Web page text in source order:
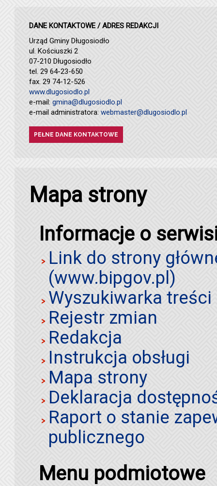
DANE KONTAKTOWE / ADRES REDAKCJI
Urząd Gminy Długosiodło
ul. Kościuszki 2
07-210 Długosiodło
tel. 29 64-23-650
fax. 29 74-12-526
www.dlugosiodlo.pl
e-mail: gmina@dlugosiodlo.pl
e-mail administratora: webmaster@dlugosiodlo.pl
PEŁNE DANE KONTAKTOWE
Mapa strony
Informacje o
Link do strony
(www.bipgov.pl)
Wyszukiwarka
Rejestr zmian
Redakcja
Instrukcja obsługi
Mapa strony
Deklaracja
Raport o stanie
publicznego
Menu podmiotowe